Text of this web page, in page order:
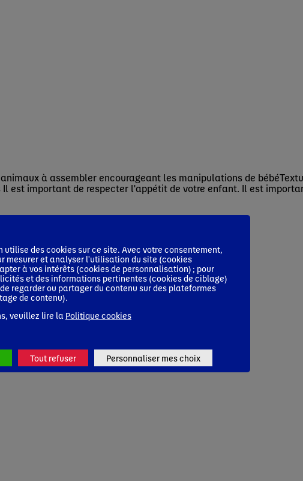
à assembler encourageant les manipulations de
est important de respecter l'appétit de votre enfant. Il est
utilise des cookies sur ce site. Avec votre consentement,
mesurer et analyser l'utilisation du site (cookies
à vos intérêts (cookies de personnalisation) ; pour
et des informations pertinentes (cookies de ciblage)
regarder ou partager du contenu sur des plateformes
de contenu).
veuillez lire la Politique cookies
Tout refuser Personnaliser mes choix